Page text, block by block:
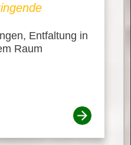
Entfaltung in
Raum